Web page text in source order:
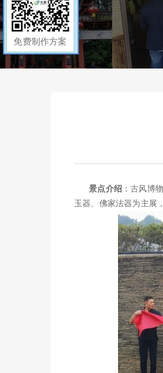
景点介绍 ：古风博
玉器、佛家法器为主展
免费制作方案